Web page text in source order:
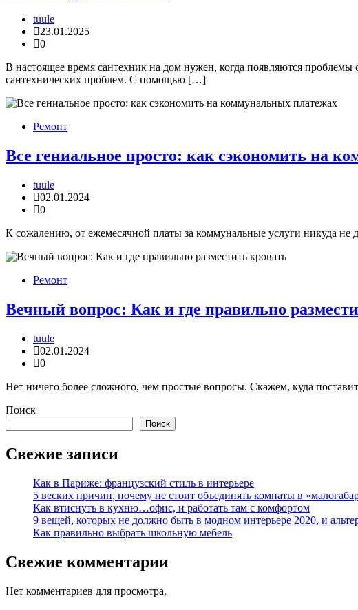
tuule
23.01.2025
0
В настоящее время сантехник на дом нужен, когда появляются
сантехнических проблем. С помощью […]
Ремонт
Все гениальное просто: как сэкономить на
tuule
02.01.2024
0
К сожалению, от ежемесячной платы за коммунальные услуги никуда
Ремонт
Вечный вопрос: Как и где правильно
tuule
02.01.2024
0
Нет ничего более сложного, чем простые вопросы. Скажем, куда
Поиск
Поиск
Свежие записи
Как в Париже: французский стиль в интерьере
5 веских причин, почему не стоит объединять комнаты в
Как втиснуть в кухню…офис, и работать там с комфортом
9 вещей, которых не должно быть в модном интерьере 2020, и
Как правильно выбрать школьную мебель
Свежие комментарии
Нет комментариев для просмотра.